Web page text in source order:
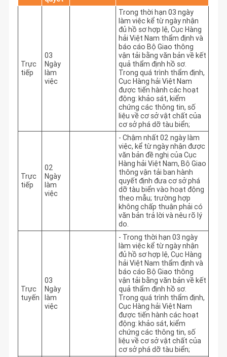
Trực
tiếp
03
Ngày
làm
việc
Trong thời hạn 03 ngày
làm việc kể từ ngày nhận
đủ hồ sơ hợp lệ, Cục Hàng
hải Việt Nam thẩm định và
báo cáo Bộ Giao thông
vận tải bằng văn bản về kết
quả thẩm định hồ sơ.
Trong quá trình thẩm định,
Cục Hàng hải Việt Nam
được tiến hành các hoạt
động: khảo sát, kiểm
chứng các thông tin, số
liệu về cơ sở vật chất của
cơ sở phá dỡ tàu biển;
Trực
tiếp
02
Ngày
làm
việc
- Chậm nhất 02 ngày làm
việc, kể từ ngày nhận được
văn bản đề nghị của Cục
Hàng hải Việt Nam, Bộ Giao
thông vận tải ban hành
quyết định đưa cơ sở phá
dỡ tàu biển vào hoạt động
theo mẫu; trường hợp
không chấp thuận phải có
văn bản trả lời và nêu rõ lý
do.
Trực
tuyến
03
Ngày
làm
việc
- Trong thời hạn 03 ngày
làm việc kể từ ngày nhận
đủ hồ sơ hợp lệ, Cục Hàng
hải Việt Nam thẩm định và
báo cáo Bộ Giao thông
vận tải bằng văn bản về kết
quả thẩm định hồ sơ.
Trong quá trình thẩm định,
Cục Hàng hải Việt Nam
được tiến hành các hoạt
động: khảo sát, kiểm
chứng các thông tin, số
liệu về cơ sở vật chất của
cơ sở phá dỡ tàu biển;